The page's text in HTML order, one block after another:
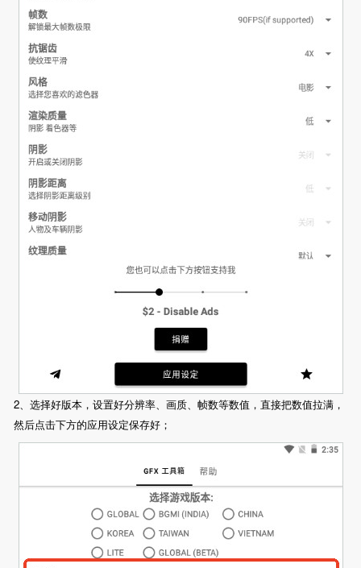
2、选择好版本，设置好分辨率、画质、帧数等数值，直接把数值拉满，
然后点击下方的应用设定保存好；